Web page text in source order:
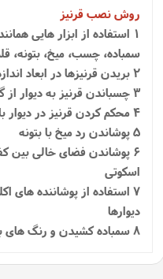
روش نصب قرنیز
1 استفاده از ابزار هایی
سمباده، چسب، میخ، بتونه،
2 بریدن قرنیزها در ابعاد اندازه گیری شده با استفاده از اره
3 چسباندن قرنیز به دیوار از گوشه ها
4 محکم کردن قرنیز در دیوار با استفاده از میخ
5 پوشاندن رد میخ با بتونه
6 پوشاندن فضای خالی بین
اسکوتی
7 استفاده از پوشاننده‌
دیوارها
8 سمباده کشیدن و رنگ های بخش های مورد نیاز